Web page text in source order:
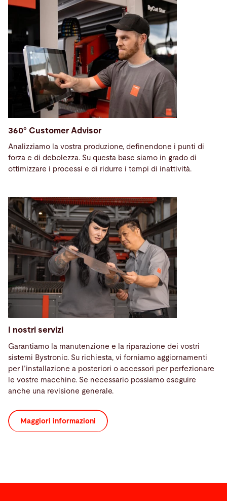
360° Customer Advisor
Analizziamo la vostra produzione, definendone i punti di
forza e di debolezza. Su questa base siamo in grado di
ottimizzare i processi e di ridurre i tempi di inattività.
I nostri servizi
Garantiamo la manutenzione e la riparazione dei vostri
sistemi Bystronic. Su richiesta, vi forniamo aggiornamenti
per l’installazione a posteriori o accessori per perfezionare
le vostre macchine. Se necessario possiamo eseguire
anche una revisione generale.
Maggiori informazioni